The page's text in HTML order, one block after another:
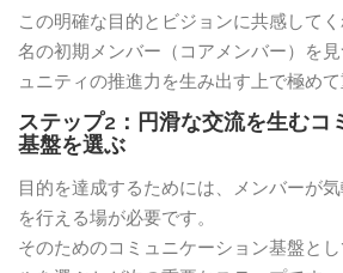
この明確な目的とビジョンに共感して
名の初期メンバー（コアメンバー）を
ュニティの推進力を生み出す上で極めて
ステップ2：円滑な交流を生むコ
基盤を選ぶ
目的を達成するためには、メンバーが
を行える場が必要です。
そのためのコミュニケーション基盤と